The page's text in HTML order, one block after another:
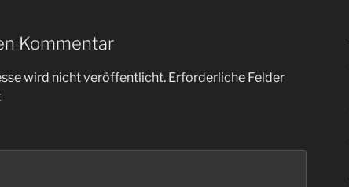
Kommentar
wird nicht veröffentlicht. Erforderliche Felder